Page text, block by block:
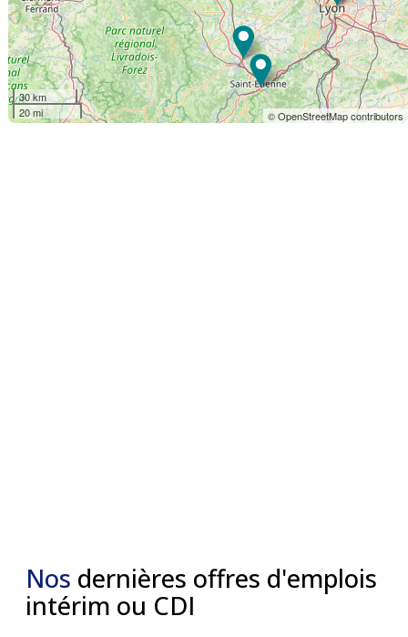
30 km
20 mi
© OpenStreetMap contributors
Nos dernières offres d'emplois
intérim ou CDI